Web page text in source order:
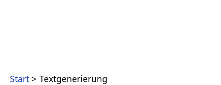
Start Textgenerierung